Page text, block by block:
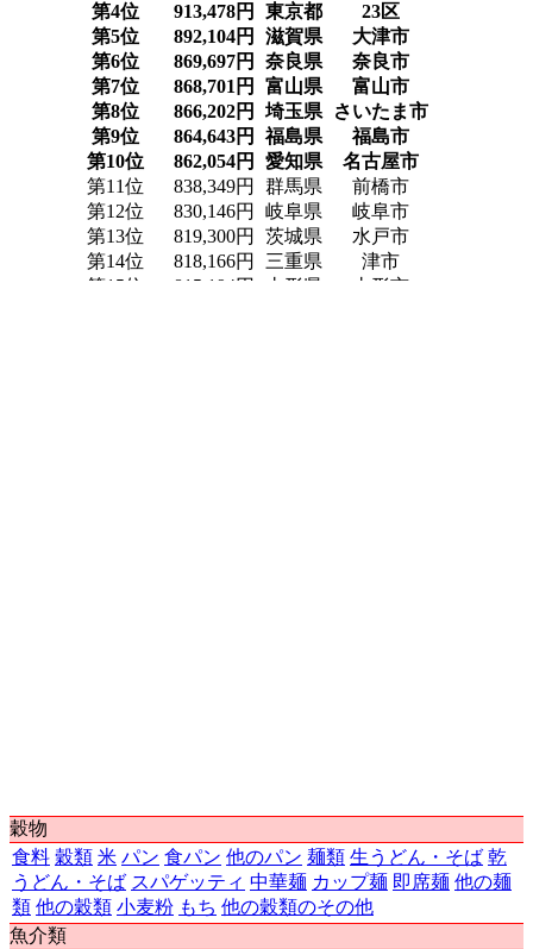
第4位
913,478円 東京都
23区
第5位
892,104円 滋賀県
大津市
第6位
869,697円 奈良県
奈良市
第7位
868,701円 富山県
富山市
第8位
866,202円 埼玉県
さいたま市
第9位
864,643円 福島県
福島市
第10位
862,054円 愛知県
名古屋市
第11位
838,349円 群馬県
前橋市
第12位
830,146円 岐阜県
岐阜市
第13位
819,300円 茨城県
水戸市
第14位
818,166円 三重県
津市
第15位
815,194円 山形県
山形市
第38位
712,831円 徳島県
徳島市
第39位
706,209円 宮崎県
宮崎市
第40位
693,818円 兵庫県
神戸市
穀物
食料 穀類 米 パン 食パン 他のパン 麺類 生うどん・そば 乾
うどん・そば スパゲッティ 中華麺 カップ麺 即席麺 他の麺
類 他の穀類 小麦粉 もち 他の穀類のその他
魚介類